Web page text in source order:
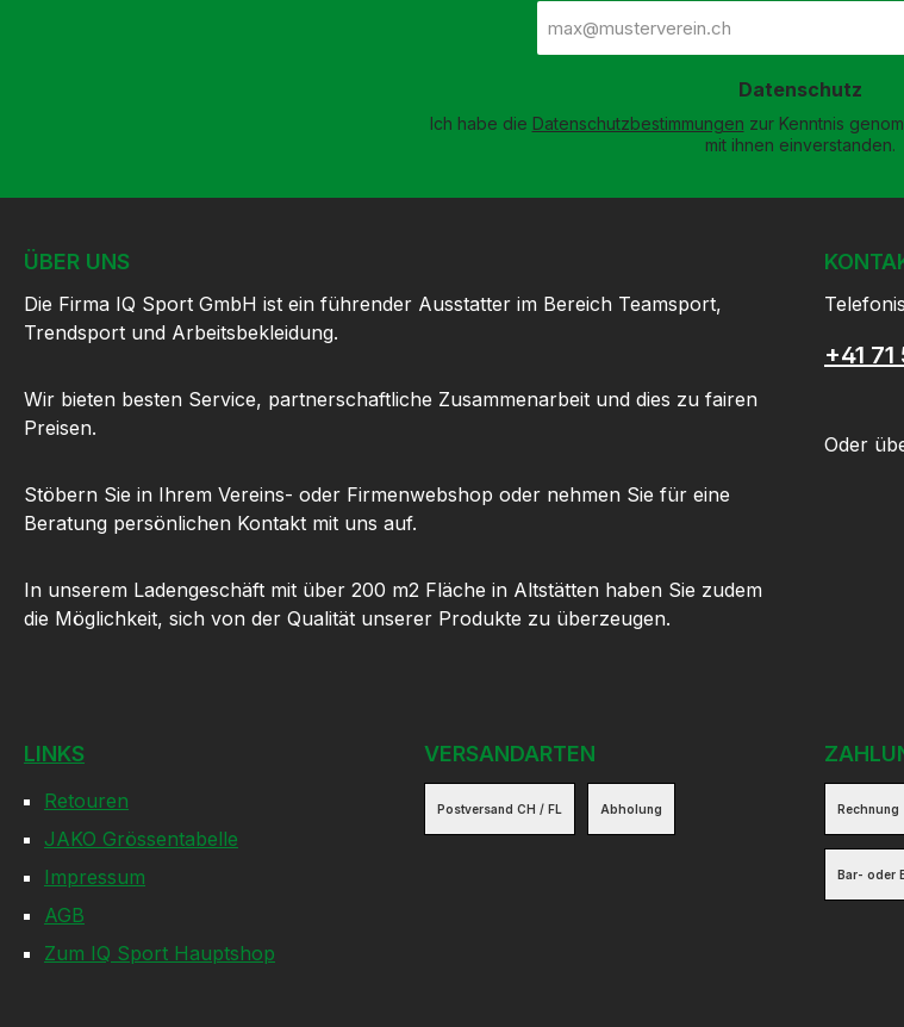
Mail-
Adresse
Datenschutz
Ich habe die Datenschutzbestimmungen zur Kenntnis
mit ihnen einverstanden.
ÜBER UNS
Die Firma IQ Sport GmbH ist ein führender Ausstatter im Bereich Teamsport,
Trendsport und Arbeitsbekleidung.
Wir bieten besten Service, partnerschaftliche Zusammenarbeit und dies zu fairen
Preisen.
Stöbern Sie in Ihrem Vereins- oder Firmenwebshop oder nehmen Sie für eine
Beratung persönlichen Kontakt mit uns auf.
In unserem Ladengeschäft mit über 200 m2 Fläche in Altstätten haben Sie zudem
die Möglichkeit, sich von der Qualität unserer Produkte zu überzeugen.
+41
Oder
LINKS
Retouren
JAKO Grössentabelle
Impressum
AGB
Zum IQ Sport Hauptshop
VERSANDARTEN
Postversand CH / FL Abholung Rechnung
Bar- oder